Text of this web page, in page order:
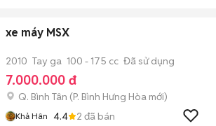
xe máy MSX
2010 Tay ga 100 - 175 cc Đã sử dụng
7.000.000 đ
Q. Bình Tân (P. Bình Hưng Hòa mới)
Khả Hân 4.4 2 đã bán